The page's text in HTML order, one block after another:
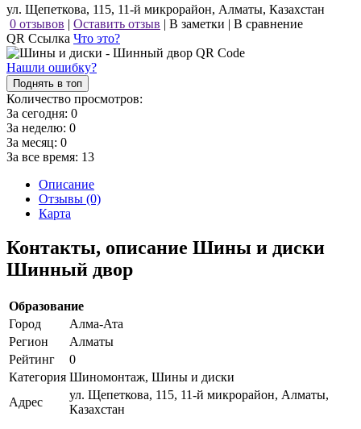
ул. Щепеткова, 115, 11-й микрорайон, Алматы, Казахстан
0 отзывов | Оставить отзыв | В заметки | В сравнение
QR Ссылка Что это?
Нашли ошибку?
Поднять в топ
Количество просмотров:
За сегодня: 0
За неделю: 0
За месяц: 0
За все время: 13
Описание
Отзывы (0)
Карта
Контакты, описание Шины и диски
Шинный двор
Образование
Город
Алма-Ата
Регион
Алматы
Рейтинг
0
Категория Шиномонтаж, Шины и диски
Адрес
ул. Щепеткова, 115, 11-й микрорайон, Алматы,
Казахстан